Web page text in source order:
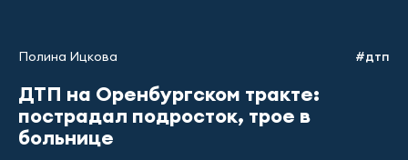
Полина Ицкова #дтп
ДТП на Оренбургском тракте:
пострадал подросток, трое в
больнице